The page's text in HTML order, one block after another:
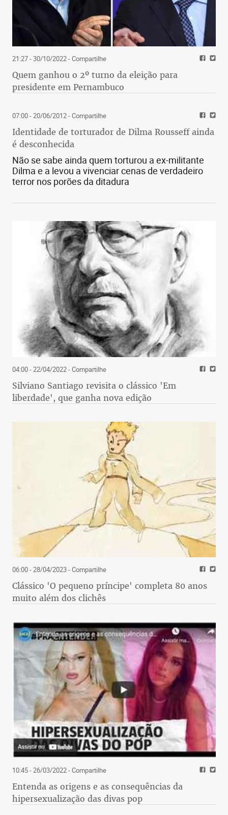
21:27 - 30/10/2022- Compartilhe
Quem ganhou o 2º turno da eleição para
presidente em Pernambuco
07:00 - 20/06/2012- Compartilhe
Identidade de torturador de Dilma Rousseff ainda
é desconhecida
Não se sabe ainda quem torturou a ex-militante
Dilma e a levou a vivenciar cenas de verdadeiro
terror nos porões da ditadura
04:00 - 22/04/2022- Compartilhe
Silviano Santiago revisita o clássico 'Em
liberdade', que ganha nova edição
06:00 - 28/04/2023- Compartilhe
Clássico 'O pequeno príncipe' completa 80 anos
muito além dos clichês
10:45 - 26/03/2022- Compartilhe
Entenda as origens e as consequências da
hipersexualização das divas pop